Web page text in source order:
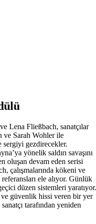
Lena Fließbach, sanatçılar
ve Sarah Wohler ile
sergiyi gezdirecekler.
yönelik saldırı savaşını
oluşan devam eden serisi
çalışmalarında kökeni ve
ele alıyor. Günlük
düzen sistemleri yaratıyor.
güvenlik hissi veren bir yer
tarafından yeniden